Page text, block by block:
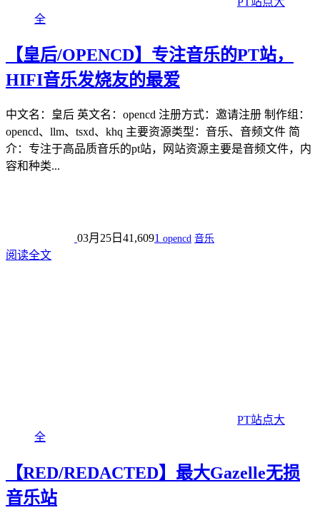
全
【皇后/OPENCD】专注音乐的PT站，
HIFI音乐发烧友的最爱
中文名：皇后 英文名：opencd 注册方式：邀请注册 制作组：
opencd、llm、tsxd、khq 主要资源类型：音乐、音频文件 简
介：专注于高品质音乐的pt站，网站资源主要是音频文件，内
容和种类...
03月25日 41,6091 opencd 音乐
阅读全文
PT站点大
全
【RED/REDACTED】最大Gazelle无损
音乐站